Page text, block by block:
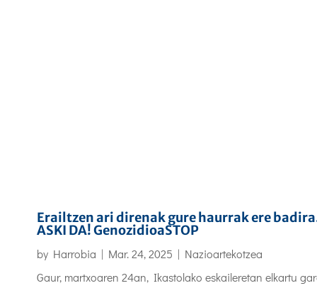
Erailtzen ari direnak gure haurrak ere
ASKI DA! GenozidioaSTOP
by Harrobia | Mar. 24, 2025 | Nazioartekotzea
Gaur, martxoaren 24an, Ikastolako eskaileretan elkartu